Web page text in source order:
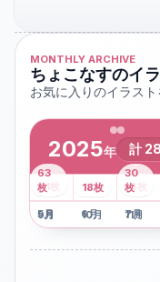
MONTHLY ARCHIVE
ちょこなすのイ
お気に入りのイラス
2025年 計
1月
2枚 2月 3月
5月
41 枚
6月
13枚
7月
6枚
9月
63
枚
10月
18枚
11月
30
枚